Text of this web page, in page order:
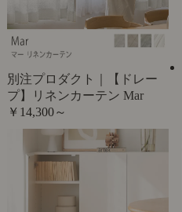
別注プロダクト｜【ドレー
プ】リネンカーテン Mar
￥14,300～